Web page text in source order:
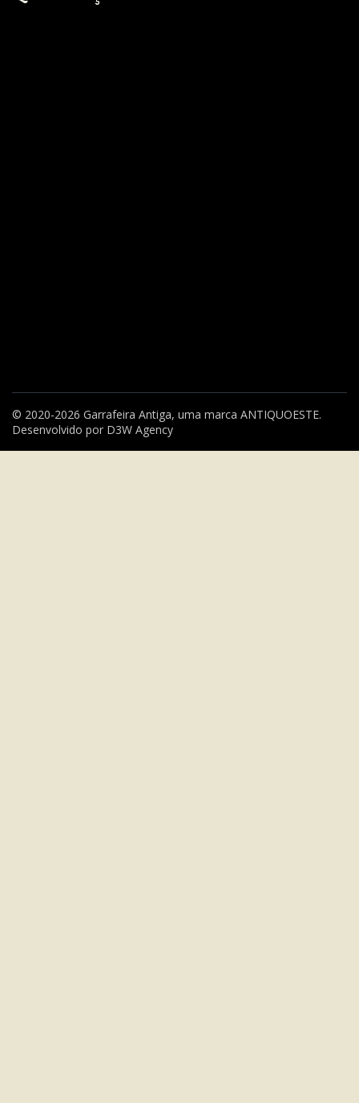
© 2020-2026 Garrafeira Antiga, uma marca ANTIQUOESTE.
Desenvolvido por D3W Agency